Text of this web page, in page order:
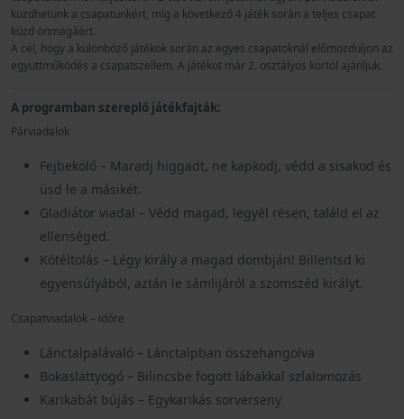
küzdhetünk a csapatunkért, míg a következő 4 játék során a teljes csapat
küzd önmagáért.
A cél, hogy a különböző játékok során az egyes csapatoknál előmozduljon az
együttműködés a csapatszellem. A játékot már 2. osztályos kortól ajánljuk.
A programban szereplő játékfajták:
Párviadalok
Fejbekölő – Maradj higgadt, ne kapkodj, védd a sisakod és
üsd le a másikét.
Gladiátor viadal – Védd magad, legyél résen, találd el az
ellenséged.
Kötéltolás – Légy király a magad dombján! Billentsd ki
egyensúlyából, aztán le sámlijáról a szomszéd királyt.
Csapatviadalok – időre
Lánctalpalávaló – Lánctalpban összehangolva
Bokaslattyogó – Bilincsbe fogott lábakkal szlalomozás
Karikabát bújás – Egykarikás sorverseny